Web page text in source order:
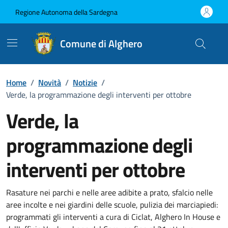
Regione Autonoma della Sardegna
Comune di Alghero
Home / Novità / Notizie /
Verde, la programmazione degli interventi per ottobre
Verde, la
programmazione degli
interventi per ottobre
Dettagli della notizia
Rasature nei parchi e nelle aree adibite a prato, sfalcio nelle
aree incolte e nei giardini delle scuole, pulizia dei marciapiedi:
programmati gli interventi a cura di Ciclat, Alghero In House e